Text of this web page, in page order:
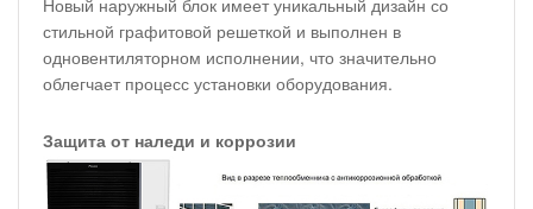
Новый наружный блок имеет уникальный дизайн со
стильной графитовой решеткой и выполнен в
одновентиляторном исполнении, что значительно
облегчает процесс установки оборудования.
Защита от наледи и коррозии